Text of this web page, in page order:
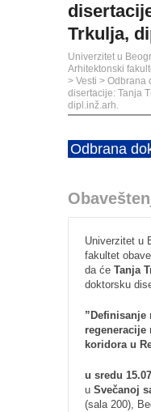
Trkulja,
Univerzitet u
Arhitektonski
> Vesti > Odbrana
disertacije: Tanja
dipl.inž.arh.
Odbrana
Univerzitet u
fakultet
da će Tanja
doktorsku
koridora u
u sredu
u Svečanoj
(sala 200),